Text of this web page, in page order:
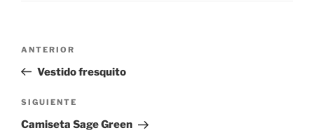
Navegación
entradas
Entrada
anterior:
ANTERIOR
Vestido fresquito
Siguiente
entrada
SIGUIENTE
Camiseta Sage Green